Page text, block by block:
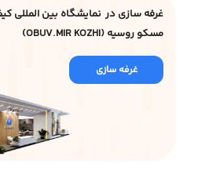
غرفه سازی در نمایشگاه بین
مسکو روسیه (OBUV.MIR KOZHI)
غرفه سازی